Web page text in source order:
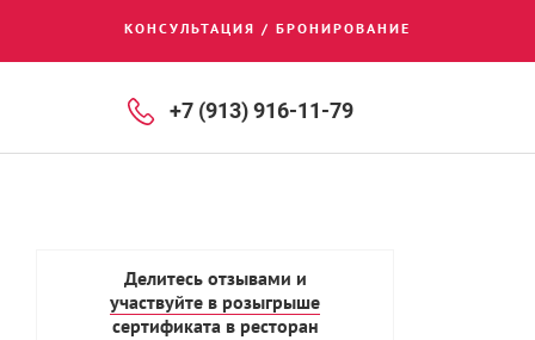
КОНСУЛЬТАЦИЯ / БРОНИРОВАНИЕ
+7 (913) 916-11-79
Делитесь отзывами и
участвуйте в розыгрыше
сертификата в ресторан